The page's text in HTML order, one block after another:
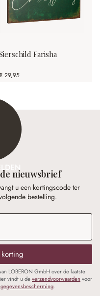
Farisha
29,95
nieuwsbrief
u een kortingscode ter
bestelling.
LOBERON GmbH over de laatste
vindt u deverzendvoorwaarden voor
gegevensbescherming.